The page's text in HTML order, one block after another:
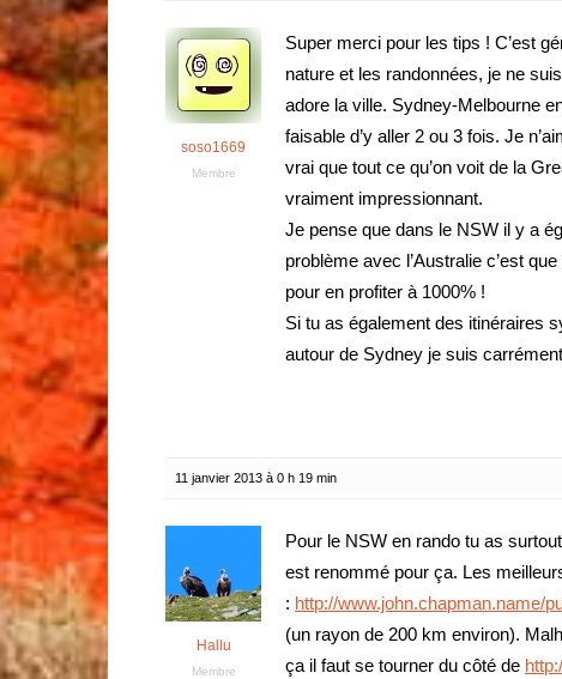
soso1669
Membre
Super merci pour les tips ! C’est
nature et les randonnées, je ne
adore la ville. Sydney-Melbourne
faisable d’y aller 2 ou 3 fois. Je
vrai que tout ce qu’on voit de la
vraiment impressionnant.
Je pense que dans le NSW il y a
problème avec l’Australie c’est
pour en profiter à 1000% !
Si tu as également des itinéraires
autour de Sydney je suis
11 janvier 2013 à 0 h 19 min
Hallu
Membre
Pour le NSW en rando tu as
est renommé pour ça. Les
: http://www.john.chapman.name/
(un rayon de 200 km environ).
ça il faut se tourner du côté de